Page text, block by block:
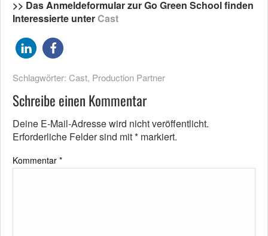
>> Das Anmeldeformular zur Go Green School finden
Interessierte unter Cast
Schlagwörter: Cast, Production Partner
Schreibe einen Kommentar
Deine E-Mail-Adresse wird nicht veröffentlicht.
Erforderliche Felder sind mit* markiert.
Kommentar *